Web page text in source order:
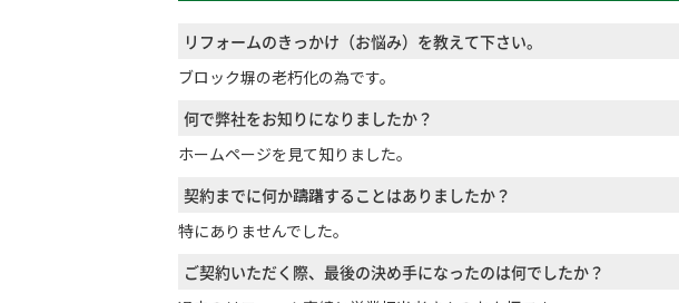
リフォームのきっかけ（お悩み）を教えて下さい。
ブロック塀の老朽化の為です。
何で弊社をお知りになりましたか？
ホームページを見て知りました。
契約までに何か躊躇することはありましたか？
特にありませんでした。
ご契約いただく際、最後の決め手になったのは何でしたか？